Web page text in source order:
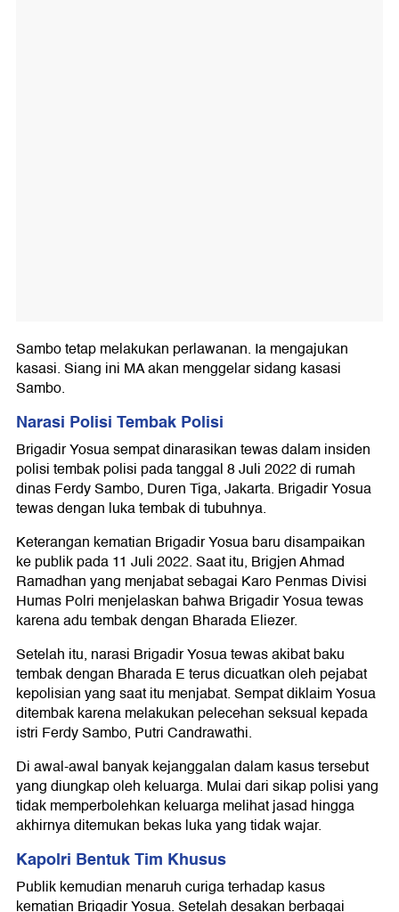
Sambo tetap melakukan perlawanan. Ia mengajukan
kasasi. Siang ini MA akan menggelar sidang kasasi
Sambo.
Narasi Polisi Tembak Polisi
Brigadir Yosua sempat dinarasikan tewas dalam insiden
polisi tembak polisi pada tanggal 8 Juli 2022 di rumah
dinas Ferdy Sambo, Duren Tiga, Jakarta. Brigadir Yosua
tewas dengan luka tembak di tubuhnya.
Keterangan kematian Brigadir Yosua baru disampaikan
ke publik pada 11 Juli 2022. Saat itu, Brigjen Ahmad
Ramadhan yang menjabat sebagai Karo Penmas Divisi
Humas Polri menjelaskan bahwa Brigadir Yosua tewas
karena adu tembak dengan Bharada Eliezer.
Setelah itu, narasi Brigadir Yosua tewas akibat baku
tembak dengan Bharada E terus dicuatkan oleh pejabat
kepolisian yang saat itu menjabat. Sempat diklaim Yosua
ditembak karena melakukan pelecehan seksual kepada
istri Ferdy Sambo, Putri Candrawathi.
Di awal-awal banyak kejanggalan dalam kasus tersebut
yang diungkap oleh keluarga. Mulai dari sikap polisi yang
tidak memperbolehkan keluarga melihat jasad hingga
akhirnya ditemukan bekas luka yang tidak wajar.
Kapolri Bentuk Tim Khusus
Publik kemudian menaruh curiga terhadap kasus
kematian Brigadir Yosua. Setelah desakan berbagai